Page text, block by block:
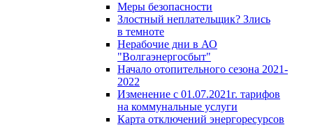
Меры безопасности
Злостный неплательщик? Злись
в темноте
Нерабочие дни в АО
"Волгаэнергосбыт"
Начало отопительного сезона 2021-
2022
Изменение с 01.07.2021г. тарифов
на коммунальные услуги
Карта отключений энергоресурсов